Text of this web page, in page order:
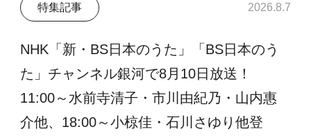
特集記事 2026.8.7
NHK「新・BS日本のうた」「BS日本のう
た」チャンネル銀河で8月10日放送！
11:00～水前寺清子・市川由紀乃・山内惠
介他、18:00～小椋佳・石川さゆり他登